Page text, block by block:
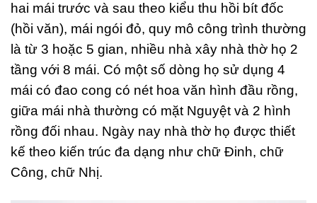
hai mái trước và sau theo kiểu thu hồi bít đốc
(hồi văn), mái ngói đỏ, quy mô công trình thường
là từ 3 hoặc 5 gian, nhiều nhà xây nhà thờ họ 2
tầng với 8 mái. Có một số dòng họ sử dụng 4
mái có đao cong có nét hoa văn hình đầu rồng,
giữa mái nhà thường có mặt Nguyệt và 2 hình
rồng đối nhau. Ngày nay nhà thờ họ được thiết
kế theo kiến trúc đa dạng như chữ Đinh, chữ
Công, chữ Nhị.